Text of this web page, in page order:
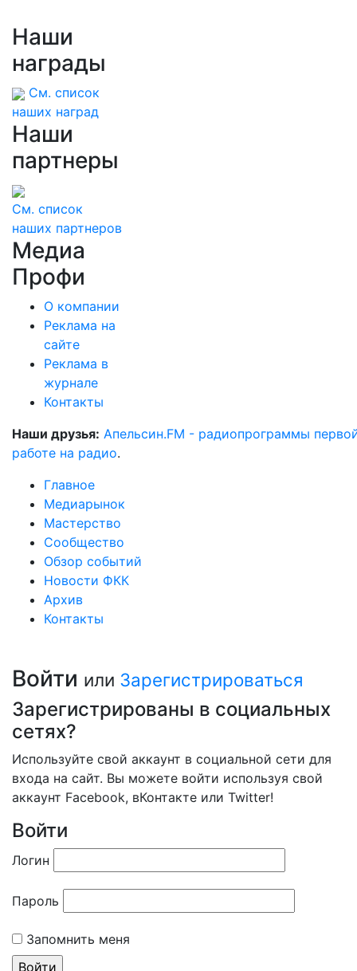
Наши
награды
См. список
наших наград
Наши
партнеры
См. список
наших партнеров
Медиа
Профи
О компании
Реклама на
сайте
Реклама в
журнале
Контакты
Наши друзья: Апельсин.FM - радиопрограммы
работе на радио.
Главное
Медиарынок
Мастерство
Сообщество
Обзор событий
Новости ФКК
Архив
Контакты
Войти или Зарегистрироваться
Зарегистрированы в социальных
сетях?
Используйте свой аккаунт в социальной сети для
входа на сайт. Вы можете войти используя свой
аккаунт Facebook, вКонтакте или Twitter!
Войти
Логин
Пароль
Запомнить меня